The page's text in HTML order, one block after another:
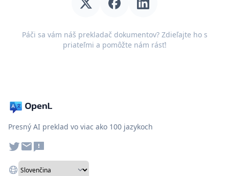
Páči sa vám náš prekladač dokumentov? Zdieľajte ho s
priateľmi a pomôžte nám rásť!
Presný AI preklad vo viac ako 100 jazykoch